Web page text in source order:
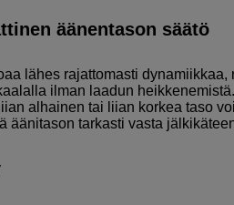
äänentason säätö
lähes rajattomasti
ilman laadun
alhainen tai liian korkea taso
äänitason tarkasti vasta